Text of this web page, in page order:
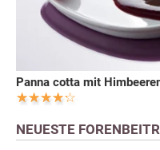
Panna cotta mit
NEUESTE